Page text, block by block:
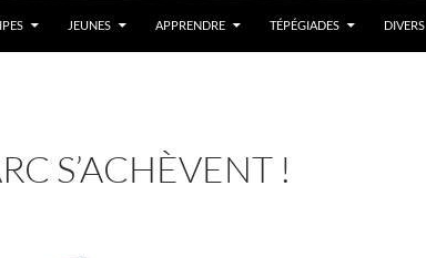
JEUNES APPRENDRE TÉPÉGIADES DIVERS
S’ACHÈVENT !